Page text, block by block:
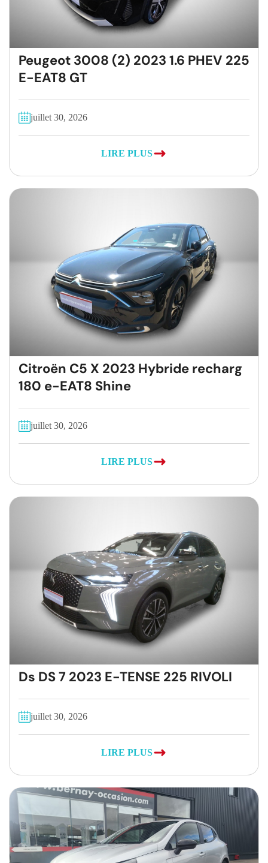
Peugeot 3008 (2) 2023 1.6 PHEV 225
E-EAT8 GT
juillet 30, 2026
LIRE PLUS
Citroën C5 X 2023 Hybride recharg
180 e-EAT8 Shine
juillet 30, 2026
LIRE PLUS
Ds DS 7 2023 E-TENSE 225 RIVOLI
juillet 30, 2026
LIRE PLUS